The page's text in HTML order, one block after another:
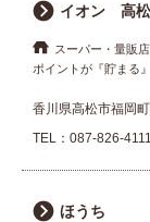
イオン 高
スーパー・量販店
ポイントが『貯まる
香川県高松市福岡
TEL： 087-826-4111
ほうち